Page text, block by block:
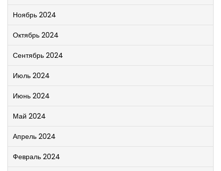
Ноябрь 2024
Октябрь 2024
Сентябрь 2024
Июль 2024
Июнь 2024
Май 2024
Апрель 2024
Февраль 2024